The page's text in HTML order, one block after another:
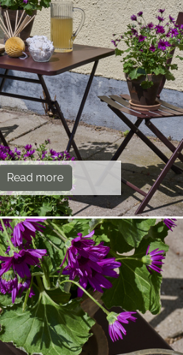
Read more